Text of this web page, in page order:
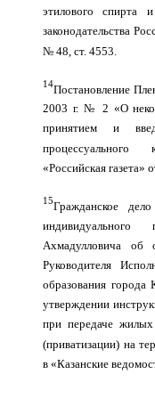
этилового спирта
законодательства
№ 48, ст. 4553.
14Постановление
2003 г. № 2 «О
принятием и
процессуального
«Российская газета»
15Гражданское
Ахмадулловича об
Руководителя
образования
утверждении
при передаче
(приватизации) на
в «Казанские